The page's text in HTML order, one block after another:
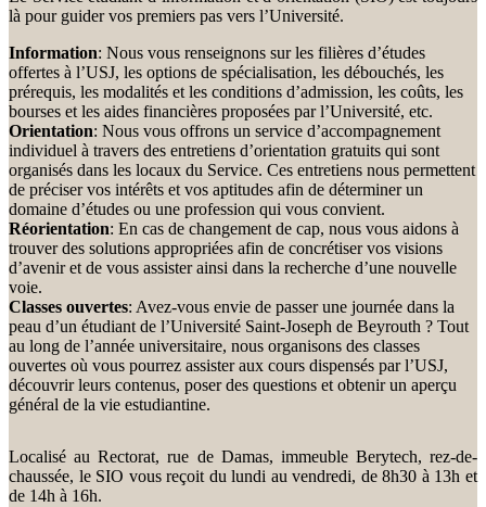
là pour guider vos premiers pas vers l’Université.
Information: Nous vous renseignons sur les filières d’études
offertes à l’USJ, les options de spécialisation, les débouchés, les
prérequis, les modalités et les conditions d’admission, les coûts, les
bourses et les aides financières proposées par l’Université, etc.
Orientation: Nous vous offrons un service d’accompagnement
individuel à travers des entretiens d’orientation gratuits qui sont
organisés dans les locaux du Service. Ces entretiens nous permettent
de préciser vos intérêts et vos aptitudes afin de déterminer un
domaine d’études ou une profession qui vous convient.
Réorientation: En cas de changement de cap, nous vous aidons à
trouver des solutions appropriées afin de concrétiser vos visions
d’avenir et de vous assister ainsi dans la recherche d’une nouvelle
voie.
Classes ouvertes: Avez-vous envie de passer une journée dans la
peau d’un étudiant de l’Université Saint-Joseph de Beyrouth ? Tout
au long de l’année universitaire, nous organisons des classes
ouvertes où vous pourrez assister aux cours dispensés par l’USJ,
découvrir leurs contenus, poser des questions et obtenir un aperçu
général de la vie estudiantine.
Localisé au Rectorat, rue de Damas, immeuble Berytech, rez-de-
chaussée, le SIO vous reçoit du lundi au vendredi, de 8h30 à 13h et
de 14h à 16h.